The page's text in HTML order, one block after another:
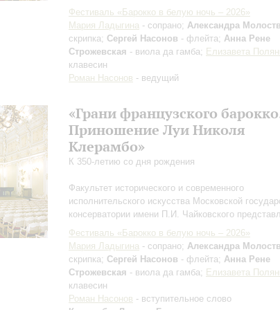
Фестиваль «Барокко в белую ночь – 2026»
Мария Ладыгина - сопрано; Александра
скрипка; Сергей Насонов - флейта; Анна Рене
Строжевская - виола да гамба; Елизавета
клавесин
Роман Насонов - ведущий
«Грани французского
Приношение Луи Николя
Клерамбо»
К 350-летию со дня рождения
Факультет исторического и современного
исполнительского искусства Московской
консерватории имени П.И. Чайковского
Фестиваль «Барокко в белую ночь – 2026»
Мария Ладыгина - сопрано; Александра
скрипка; Сергей Насонов - флейта; Анна Рене
Строжевская - виола да гамба; Елизавета
клавесин
Роман Насонов - вступительное слово